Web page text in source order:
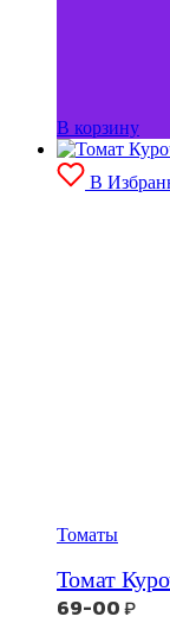
В корзину
В
Томаты
Томат
69-00₽